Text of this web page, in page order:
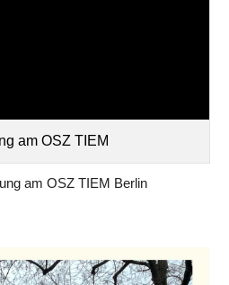
am OSZ TIEM
am OSZ TIEM Berlin